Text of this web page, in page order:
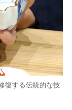
復する伝統的な技